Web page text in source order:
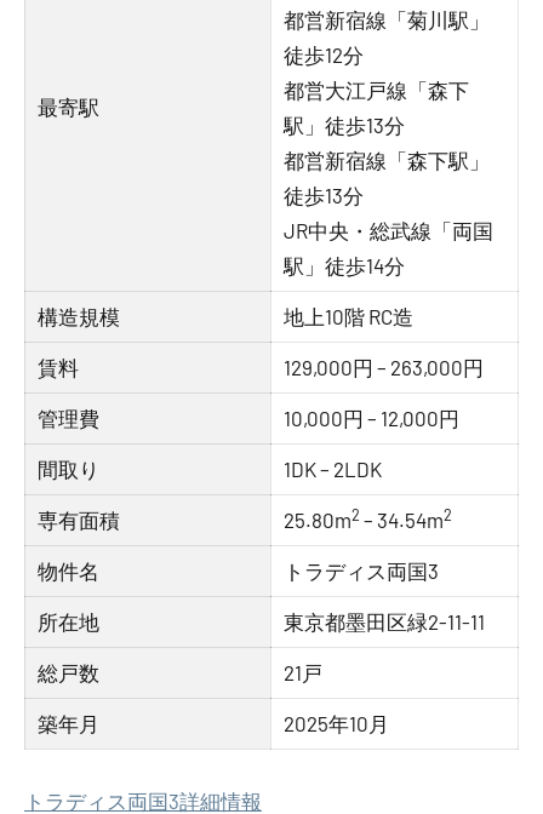
最寄駅
都営新宿線「菊川駅」
徒歩12分
都営大江戸線「森下
駅」徒歩13分
都営新宿線「森下駅」
徒歩13分
JR中央・総武線「両国
駅」徒歩14分
構造規模 地上10階 RC造
賃料 129,000円 – 263,000円
管理費 10,000円 – 12,000円
間取り 1DK – 2LDK
専有面積 25.80m2 – 34.54m2
物件名 トラディス両国3
所在地 東京都墨田区緑2-11-11
総戸数 21戸
築年月 2025年10月
トラディス両国3詳細情報